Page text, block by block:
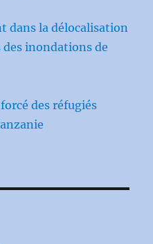
dans la délocalisation
des inondations de
des réfugiés